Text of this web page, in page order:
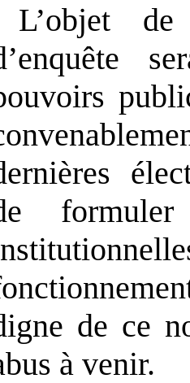
L’objet
formuler
de ce
à venir.